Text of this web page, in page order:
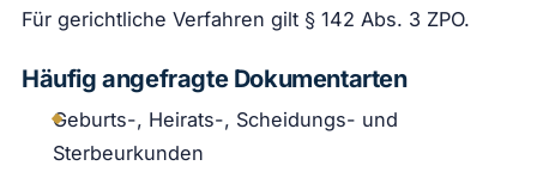
Für gerichtliche Verfahren gilt § 142 Abs. 3 ZPO.
Häufig angefragte Dokumentarten
Geburts-, Heirats-, Scheidungs- und
Sterbeurkunden